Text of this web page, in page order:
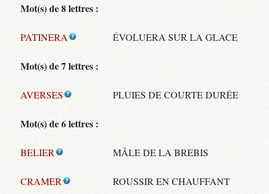
Mot(s) de 8 lettres :
PATINERA ÉVOLUERA SUR LA GLACE
Mot(s) de 7 lettres :
AVERSES PLUIES DE COURTE DURÉE
Mot(s) de 6 lettres :
BELIER MÂLE DE LA BREBIS
CRAMER ROUSSIR EN CHAUFFANT